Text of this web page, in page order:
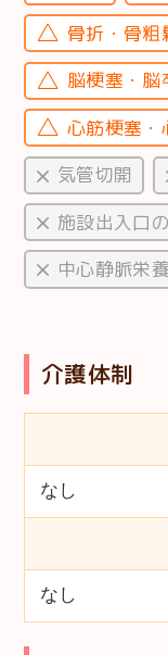
骨折・骨粗
脳梗塞・脳
心筋梗塞・
気管切開
施設出入口
中心静脈栄
介護体制
なし
なし